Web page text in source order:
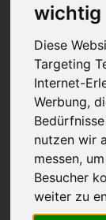
wichtig
Diese
Targeting
Internet-
Werbung,
nutzen wir
messen,
Besucher
weiter zu